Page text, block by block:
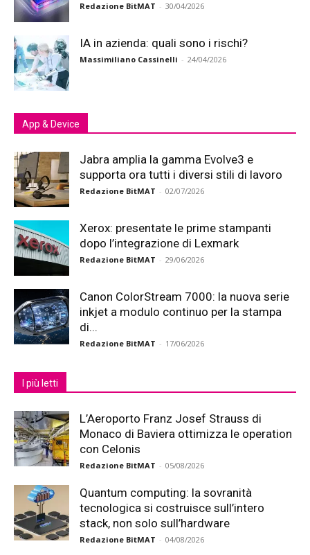
Redazione BitMAT - 30/04/2026
IA in azienda: quali sono i rischi?
Massimiliano Cassinelli - 24/04/2026
App & Device
Jabra amplia la gamma Evolve3 e
supporta ora tutti i diversi stili di lavoro
Redazione BitMAT - 02/07/2026
Xerox: presentate le prime stampanti
dopo l’integrazione di Lexmark
Redazione BitMAT - 29/06/2026
Canon ColorStream 7000: la nuova serie
inkjet a modulo continuo per la stampa
di...
Redazione BitMAT - 17/06/2026
I più letti
L’Aeroporto Franz Josef Strauss di
Monaco di Baviera ottimizza le operation
con Celonis
Redazione BitMAT - 05/08/2026
Quantum computing: la sovranità
tecnologica si costruisce sull’intero
stack, non solo sull’hardware
Redazione BitMAT - 04/08/2026